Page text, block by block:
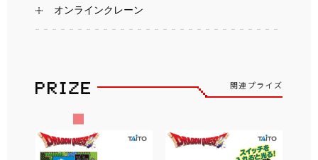
オンラインクレーン
関連プライズ